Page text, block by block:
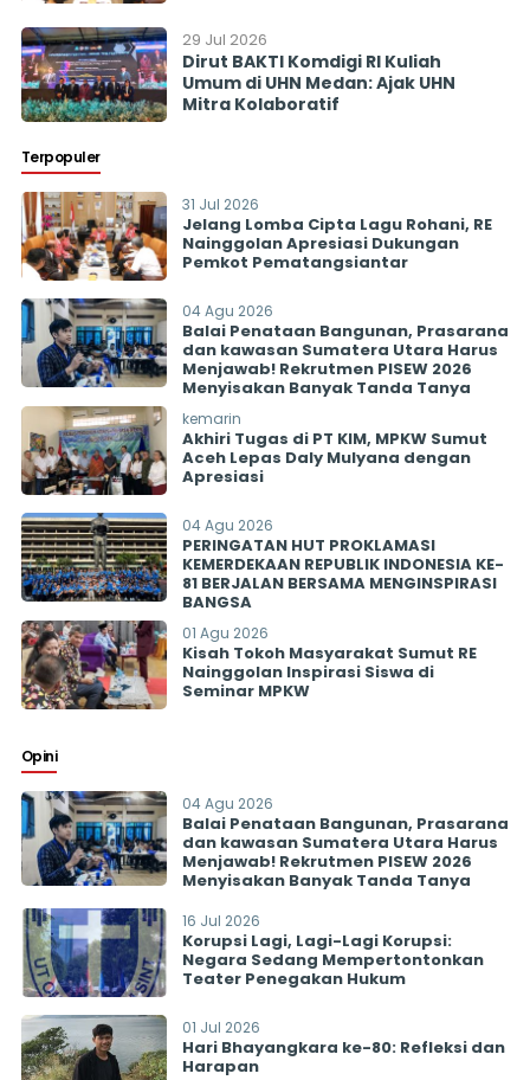
29 Jul 2026
Dirut BAKTI Komdigi RI Kuliah
Umum di UHN Medan: Ajak UHN
Mitra Kolaboratif
Terpopuler
31 Jul 2026
Jelang Lomba Cipta Lagu Rohani, RE
Nainggolan Apresiasi Dukungan
Pemkot Pematangsiantar
04 Agu 2026
Balai Penataan Bangunan, Prasarana
dan kawasan Sumatera Utara Harus
Menjawab! Rekrutmen PISEW 2026
Menyisakan Banyak Tanda Tanya
kemarin
Akhiri Tugas di PT KIM, MPKW Sumut
Aceh Lepas Daly Mulyana dengan
Apresiasi
04 Agu 2026
PERINGATAN HUT PROKLAMASI
KEMERDEKAAN REPUBLIK INDONESIA KE-
81 BERJALAN BERSAMA MENGINSPIRASI
BANGSA
01 Agu 2026
Kisah Tokoh Masyarakat Sumut RE
Nainggolan Inspirasi Siswa di
Seminar MPKW
Opini
04 Agu 2026
Balai Penataan Bangunan, Prasarana
dan kawasan Sumatera Utara Harus
Menjawab! Rekrutmen PISEW 2026
Menyisakan Banyak Tanda Tanya
16 Jul 2026
Korupsi Lagi, Lagi-Lagi Korupsi:
Negara Sedang Mempertontonkan
Teater Penegakan Hukum
01 Jul 2026
Hari Bhayangkara ke-80: Refleksi dan
Harapan